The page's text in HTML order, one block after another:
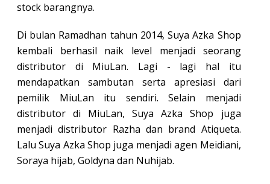
stock barangnya.
Di bulan Ramadhan tahun 2014, Suya Azka Shop
kembali berhasil naik level menjadi seorang
distributor di MiuLan. Lagi - lagi hal itu
mendapatkan sambutan serta apresiasi dari
pemilik MiuLan itu sendiri. Selain menjadi
distributor di MiuLan, Suya Azka Shop juga
menjadi distributor Razha dan brand Atiqueta.
Lalu Suya Azka Shop juga menjadi agen Meidiani,
Soraya hijab, Goldyna dan Nuhijab.